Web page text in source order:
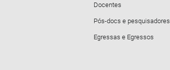
Docentes
Pós-docs e pesquisadores
Egressas e Egressos